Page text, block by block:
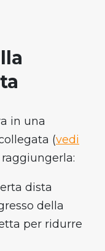
in una
(vedi
raggiungerla:
dista
della
per ridurre